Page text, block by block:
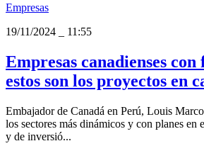
Empresas
19/11/2024
11:55
Empresas canadienses con
estos son los proyectos en
Embajador de Canadá en Perú, Louis
los sectores más dinámicos y con planes en
y de inversió...